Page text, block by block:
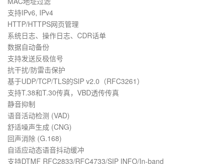
支持IPv6, IPv4
HTTP/HTTPS网页管理
系统日志、操作日志、CDR话单
数据自动备份
支持发送反极信号
抗干扰/防雷击保护
基于UDP/TCP/TLS的SIP v2.0（RFC3261）
支持T.38和T.30传真，VBD透传传真
静音抑制
语音活动检测 (VAD)
舒适噪声生成 (CNG)
回声消除 (G.168)
自适应动态语音抖动缓冲
支持DTMF RFC2833/RFC4733/SIP INFO/In-band